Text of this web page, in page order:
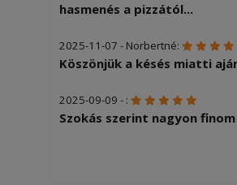
hasmenés a pizzától...
2025-11-07 - Norbertné:
Köszönjük a késés miatti
2025-09-09 - :
Szokás szerint nagyon